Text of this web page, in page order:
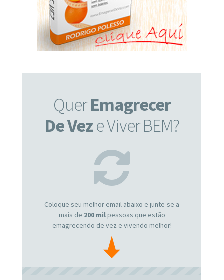
QuerEmagrecer
De Veze Viver BEM?
Coloque seu melhor email abaixo e junte-se a
mais de 200 milpessoas que estão
emagrecendo de vez e vivendo melhor!